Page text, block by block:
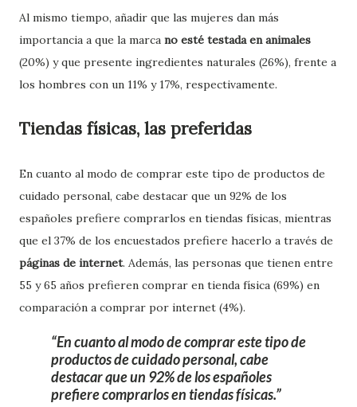
Al mismo tiempo, añadir que las mujeres dan más
importancia a que la marca no esté testada en animales
(20%) y que presente ingredientes naturales (26%), frente a
los hombres con un 11% y 17%, respectivamente.
Tiendas físicas, las preferidas
En cuanto al modo de comprar este tipo de productos de
cuidado personal, cabe destacar que un 92% de los
españoles prefiere comprarlos en tiendas físicas, mientras
que el 37% de los encuestados prefiere hacerlo a través de
páginas de internet. Además, las personas que tienen entre
55 y 65 años prefieren comprar en tienda física (69%) en
comparación a comprar por internet (4%).
En cuanto al modo de comprar este tipo de
productos de cuidado personal, cabe
destacar que un 92% de los españoles
prefiere comprarlos en tiendas físicas.